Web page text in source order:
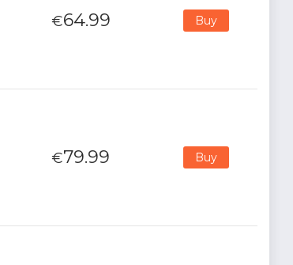
€64.99 Buy
€79.99 Buy